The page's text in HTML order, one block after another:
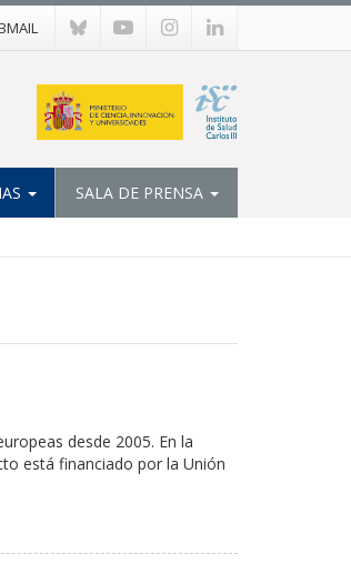
SALA DE PRENSA
desde 2005. En la
está financiado por la Unión